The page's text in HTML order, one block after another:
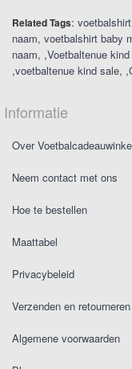
Related Tags:
naam voetbalshirt baby
naam ,Voetbaltenue
,voetbaltenue kind sale ,
Informatie
Over
Neem contact met ons
Hoe te bestellen
Maattabel
Privacybeleid
Verzenden en retourneren
Algemene voorwaarden